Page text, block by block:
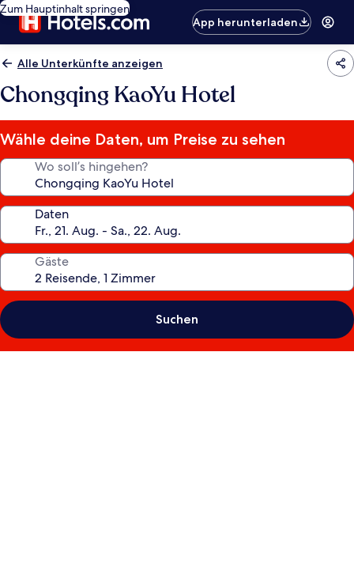
Zum Hauptinhalt springen
App herunterladen
Alle Unterkünfte anzeigen
Chongqing KaoYu Hotel
Wähle deine Daten, um Preise zu sehen
Wo soll’s hingehen?
Daten
Gäste
Suchen